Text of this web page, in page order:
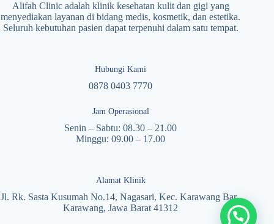
Alifah Clinic adalah klinik kesehatan kulit dan gigi yang
menyediakan layanan di bidang medis, kosmetik, dan estetika.
Seluruh kebutuhan pasien dapat terpenuhi dalam satu tempat.
Hubungi Kami
0878 0403 7770
Jam Operasional
Senin – Sabtu: 08.30 – 21.00
Minggu: 09.00 – 17.00
Alamat Klinik
Jl. Rk. Sasta Kusumah No.14, Nagasari, Kec. Karawang Bar.,
Karawang, Jawa Barat 41312